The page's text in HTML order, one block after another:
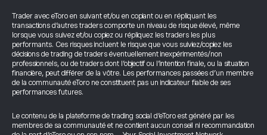
Trader avec eToro en suivant et/ou en copiant ou en répliquant les
transactions d’autres traders comporte un niveau de risque élevé, même
lorsque vous suivez et/ou copiez ou répliquez les traders les plus
performants. Ces risques incluent le risque que vous suiviez/copiez les
décisions de trading de traders éventuellement inexpérimentés/non
professionnels, ou de traders dont l’objectif ou l’intention finale, ou la situation
financière, peut différer de la vôtre. Les performances passées d’un membre
de la communauté eToro ne constituent pas un indicateur fiable de ses
performances futures.
Le contenu de la plateforme de trading social d’eToro est généré par les
membres de sa communauté et ne contient aucun conseil ni recommandation